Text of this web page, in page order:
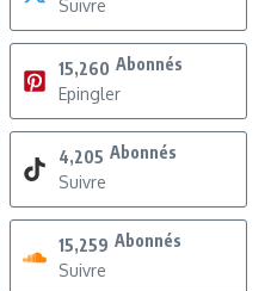
Suivre
15,260 Abonnés
Epingler
4,205 Abonnés
Suivre
15,259 Abonnés
Suivre